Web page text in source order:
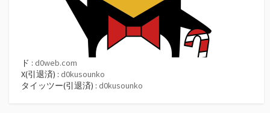
ド : d0web.com
X(引退済) : d0kusounko
タイッツー(引退済) : d0kusounko